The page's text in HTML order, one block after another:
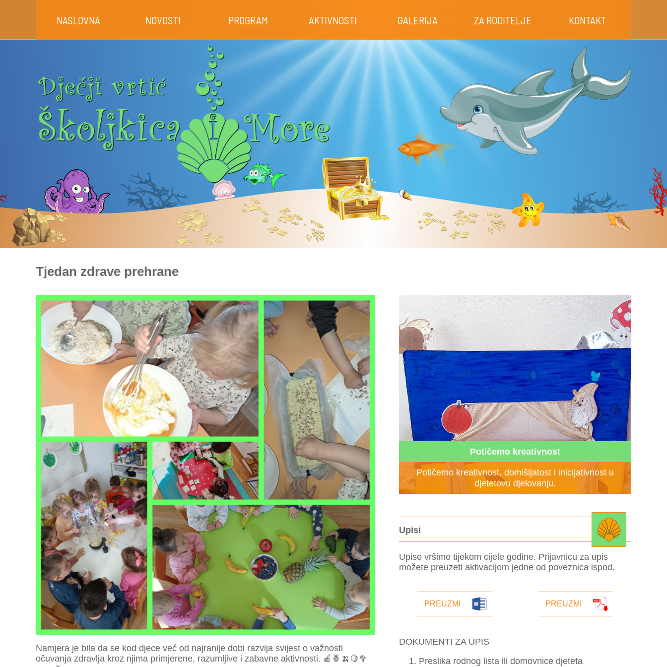
NASLOVNA NOVOSTI PROGRAM AKTIVNOSTI GALERIJA ZA RODITELJE KONTAKT
Tjedan zdrave prehrane
Namjera je bila da se kod djece već od najranije dobi razvija svijest o važnosti
očuvanja zdravlja kroz njima primjerene, razumljive i zabavne aktivnosti. 🍎🍍🍌🍋🥦
Potičemo kreativnost
Potičemo kreativnost, domišljatost i inicijativnost u
djetetovu djelovanju.
Upisi
Upise vršimo tijekom cijele godine. Prijavnicu za upis
možete preuzeti aktivacijom jedne od poveznica ispod.
PREUZMI PREUZMI
DOKUMENTI ZA UPIS
Preslika rodnog lista ili domovnice djeteta